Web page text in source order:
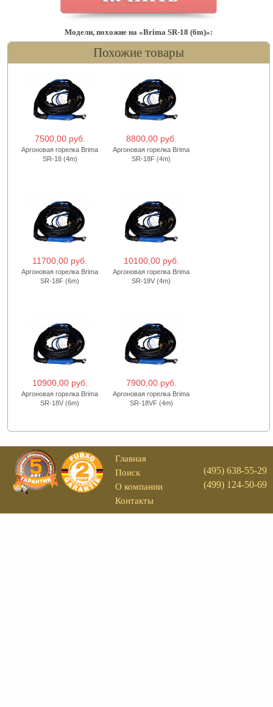
Модели, похожие на «Brima SR-18 (6m)»:
Похожие товары
7500,00 руб.
Аргоновая горелка Brima
SR-18 (4m)
8800,00 руб.
Аргоновая горелка Brima
SR-18F (4m)
11700,00 руб.
Аргоновая горелка Brima
SR-18F (6m)
10100,00 руб.
Аргоновая горелка Brima
SR-18V (4m)
10900,00 руб.
Аргоновая горелка Brima
SR-18V (6m)
7900,00 руб.
Аргоновая горелка Brima
SR-18VF (4m)
Главная
Поиск
О компании
Контакты
(495) 638-55-29
(499) 124-50-69